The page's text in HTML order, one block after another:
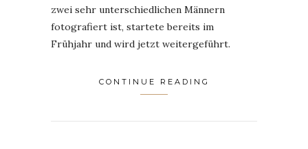
zwei sehr unterschiedlichen Männern
fotografiert ist, startete bereits im
Frühjahr und wird jetzt weitergeführt.
CONTINUE READING